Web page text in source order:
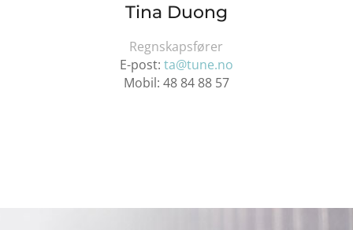
Tina Duong
Regnskapsfører
E-post: ta@tune.no
Mobil: 48 84 88 57